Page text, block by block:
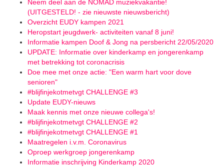
Neem deel aan de NOMAD muziekvakantie!
(UITGESTELD! - zie nieuwste nieuwsbericht)
Overzicht EUDY kampen 2021
Heropstart jeugdwerk- activiteiten vanaf 8 juni!
Informatie kampen Doof & Jong na persbericht 22/05/2020
UPDATE: Informatie over kinderkamp en jongerenkamp
met betrekking tot coronacrisis
Doe mee met onze actie: "Een warm hart voor dove
senioren"
#blijfinjekotmetvgt CHALLENGE #3
Update EUDY-nieuws
Maak kennis met onze nieuwe collega's!
#blijfinjekotmetvgt CHALLENGE #2
#blijfinjekotmetvgt CHALLENGE #1
Maatregelen i.v.m. Coronavirus
Oproep werkgroep jongerenkamp
Informatie inschrijving Kinderkamp 2020